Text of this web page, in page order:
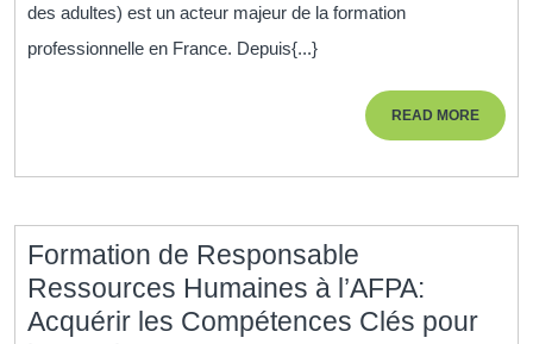
L’opportunité
de
des adultes) est un acteur majeur de la formation
professionnelle en France. Depuis{...}
READ MOREREAD
MORE
Formation de Responsable
Ressources Humaines à l’AFPA:
Acquérir les Compétences Clés pour